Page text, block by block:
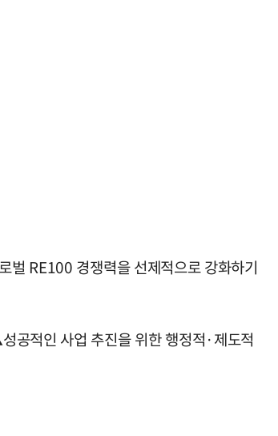
벌 RE100 경쟁력을 선제적으로 강화하기
적인 사업 추진을 위한 행정적·제도적